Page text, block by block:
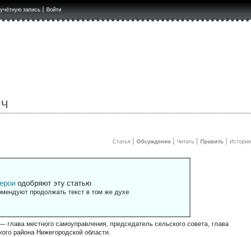
запись Войти
Статья Обсуждение Читать Править История
одобряют эту статью
продолжать текст в том же духе
глава местного самоуправления, председатель сельского совета, глава
района Нижегородской области.